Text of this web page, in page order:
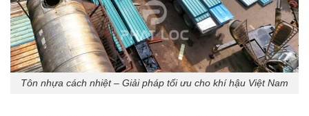
Tôn nhựa cách nhiệt – Giải pháp tối ưu cho khí hậu Việt Nam